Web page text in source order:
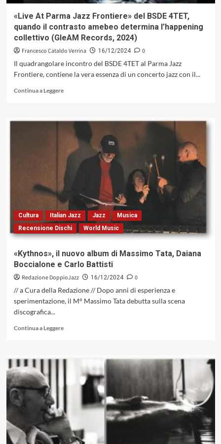
«Live At Parma Jazz Frontiere» del BSDE 4TET,
quando il contrasto amebeo determina l’happening
collettivo (GleAM Records, 2024)
Francesco Cataldo Verrina 16/12/2024
0
Il quadrangolare incontro del BSDE 4TET al Parma Jazz
Frontiere, contiene la vera essenza di un concerto jazz con il...
Continua a LeggereLeggi
Jazz
Frontiere»
del
BSDE
4TET,
quando
il
contrasto
amebeo
determina
collettivo
(GleAM
Records,
Cultura Italian Jazz Jazz
Musica
Recensione Dischi
World Music
«Kythnos», il nuovo album di Massimo Tata, Daiana
Boccialone e Carlo Battisti
Redazione DoppioJazz 16/12/2024
0
// a Cura della Redazione // Dopo anni di esperienza e
sperimentazione, il M° Massimo Tata debutta sulla scena
discografica...
Continua a LeggereLeggi
nuovo
Massimo
Tata,
Daiana
Boccialone